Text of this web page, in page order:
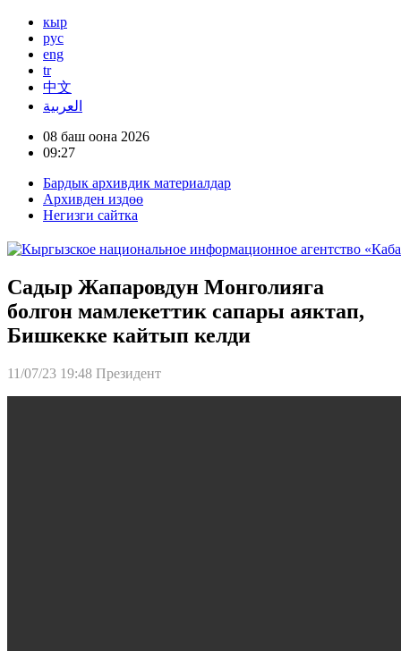
кыр
рус
eng
tr
中文
العربية
08 баш оона 2026
09:27
Бардык архивдик материалдар
Архивден издөө
Негизги сайтка
Садыр Жапаровдун Монголияга
болгон мамлекеттик сапары аяктап,
Бишкекке кайтып келди
11/07/23 19:48 Президент